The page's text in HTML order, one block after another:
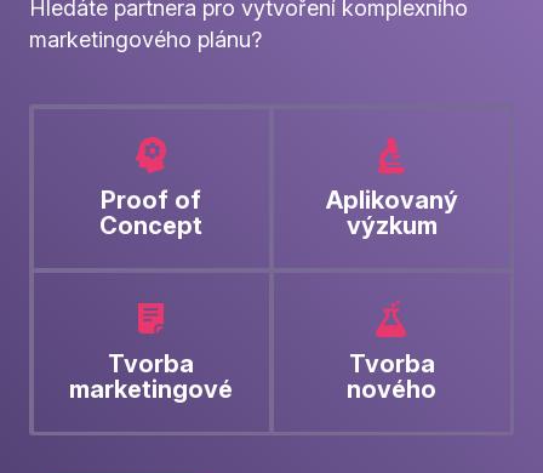
Hledáte partnera pro vytvoření komplexního
marketingového plánu?
Proof of
Concept
Aplikovaný
výzkum
Tvorba
marketingové
Tvorba
nového